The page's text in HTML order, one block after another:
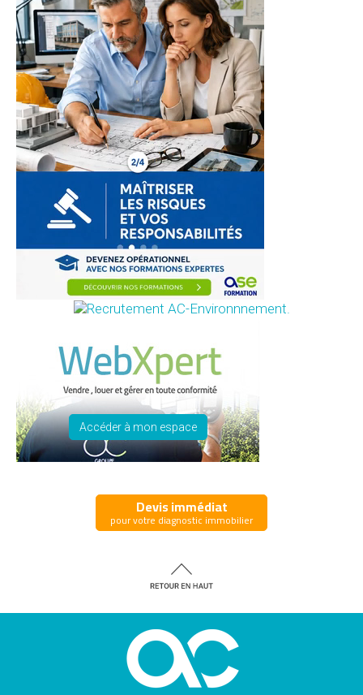
Accéder à mon espace
Devis immédiat
pour votre diagnostic immobilier